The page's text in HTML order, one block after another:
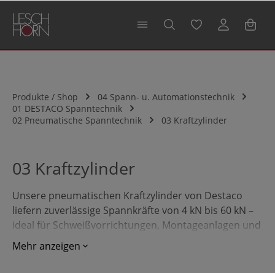
springen
Produkte / Shop
04 Spann- u. Automationstechnik
01 DESTACO Spanntechnik
02 Pneumatische Spanntechnik
03 Kraftzylinder
03 Kraftzylinder
Unsere pneumatischen Kraftzylinder von Destaco
liefern zuverlässige Spannkräfte von 4 kN bis 60 kN –
ideal für Schweißvorrichtungen, Montageanlagen und
Fertigungslinien. Die Serien K, WK und WR decken
unterschiedliche Bauformen ab: mit Außengewinde,
Mehr anzeigen